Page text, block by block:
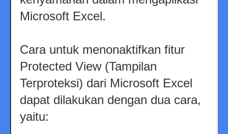
Microsoft Excel.
Cara untuk menonaktifkan fitur
Protected View (Tampilan
Terproteksi) dari Microsoft Excel
dapat dilakukan dengan dua cara,
yaitu: